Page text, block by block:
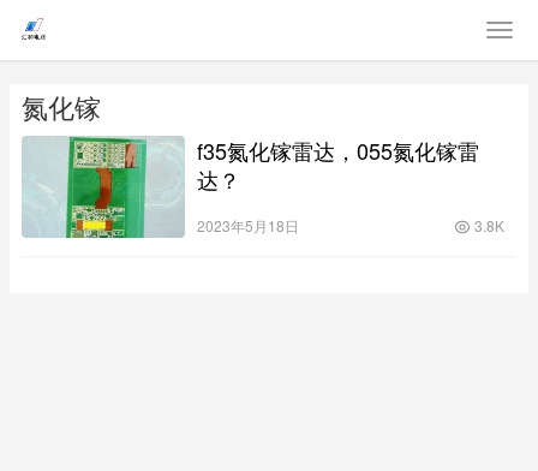
氮化镓
f35氮化镓雷达，055氮化镓雷
达？
2023年5月18日 3.8K